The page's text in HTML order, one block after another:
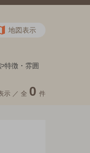
地図表示
特徴・雰囲
示 ／ 全 0 件